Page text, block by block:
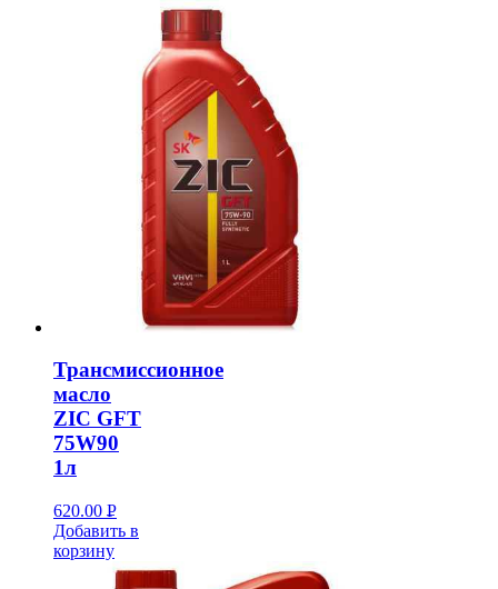
Трансмиссионное
масло
ZIC GFT
75W90
1л
620.00 Р
УБ.
Добавить в
корзину